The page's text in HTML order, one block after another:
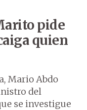
pide
quien
Mario Abdo
del
se investigue